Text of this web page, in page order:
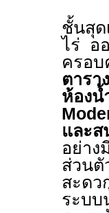
ศุภ
ชั้นสุด
ไร่ อ
ครอ
ตาร
ห้อง
และ
อย่าง
ส่วนตั
สะดว
ระบบ